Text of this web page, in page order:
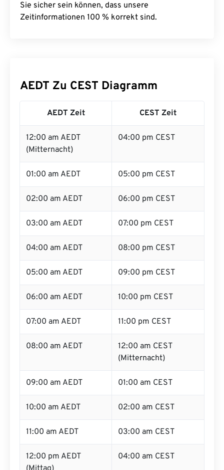
Sie sicher sein können, dass unsere
Zeitinformationen 100 % korrekt sind.
AEDT Zu CEST Diagramm
AEDT Zeit CEST Zeit
12:00 am AEDT
(Mitternacht)
04:00 pm CEST
01:00 am AEDT 05:00 pm CEST
02:00 am AEDT 06:00 pm CEST
03:00 am AEDT 07:00 pm CEST
04:00 am AEDT 08:00 pm CEST
05:00 am AEDT 09:00 pm CEST
06:00 am AEDT 10:00 pm CEST
07:00 am AEDT 11:00 pm CEST
08:00 am AEDT
12:00 am CEST
(Mitternacht)
09:00 am AEDT 01:00 am CEST
10:00 am AEDT 02:00 am CEST
11:00 am AEDT 03:00 am CEST
12:00 pm AEDT
04:00 am CEST